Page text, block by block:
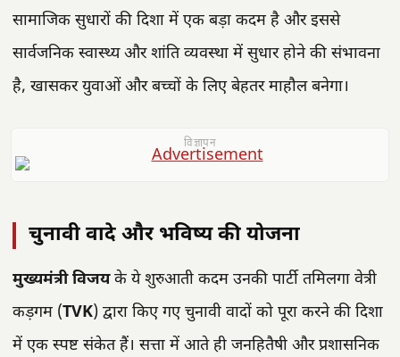
सामाजिक सुधारों की दिशा में एक बड़ा कदम है और इससे
सार्वजनिक स्वास्थ्य और शांति व्यवस्था में सुधार होने की संभावना
है, खासकर युवाओं और बच्चों के लिए बेहतर माहौल बनेगा।
विज्ञापन
चुनावी वादे और भविष्य की योजना
मुख्यमंत्री विजयके ये शुरुआती कदम उनकी पार्टी तमिलगा वेत्री
कड़गम (TVK) द्वारा किए गए चुनावी वादों को पूरा करने की दिशा
में एक स्पष्ट संकेत हैं। सत्ता में आते ही जनहितैषी और प्रशासनिक